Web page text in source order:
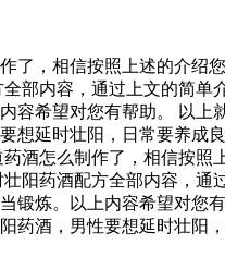
，相信按照上述的介
部内容，通过上文的简
希望对您有帮助。 以
延时壮阳，日常要养成
酒怎么制作了，相信按
阳药酒配方全部内容，
炼。以上内容希望对您
药酒，男性要想延时壮